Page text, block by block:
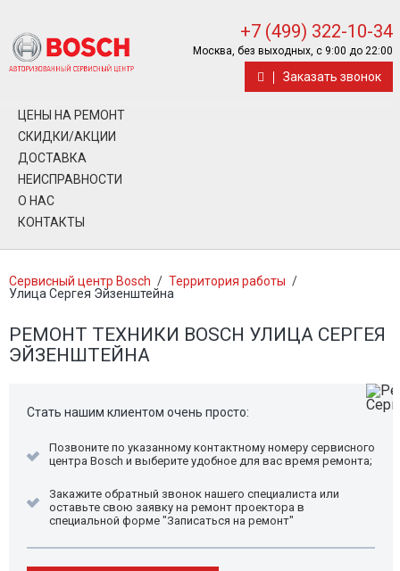
+7 (499) 322-10-34
Москва, без выходных, с 9:00 до 22:00
Заказать звонок
ЦЕНЫ НА РЕМОНТ
СКИДКИ/АКЦИИ
ДОСТАВКА
НЕИСПРАВНОСТИ
О НАС
КОНТАКТЫ
Сервисный центр Bosch / Территория работы /
Улица Сергея Эйзенштейна
РЕМОНТ ТЕХНИКИ BOSCH УЛИЦА СЕРГЕЯ
ЭЙЗЕНШТЕЙНА
Стать нашим клиентом очень просто:
Позвоните по указанному контактному номеру сервисного
центра Bosch и выберите удобное для вас время ремонта;
Закажите обратный звонок нашего специалиста или
оставьте свою заявку на ремонт проектора в
специальной форме "Записаться на ремонт"